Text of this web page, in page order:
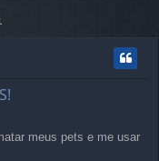
meus pets e me usar